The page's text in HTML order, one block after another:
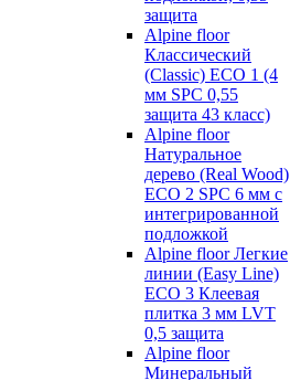
защита
Alpine floor
Классический
(Classic) ECO 1 (4
мм SPC 0,55
защита 43 класс)
Alpine floor
Натуральное
дерево (Real Wood)
ECO 2 SPC 6 мм с
интегрированной
подложкой
Alpine floor Легкие
линии (Easy Line)
ECO 3 Клеевая
плитка 3 мм LVT
0,5 защита
Alpine floor
Минеральный